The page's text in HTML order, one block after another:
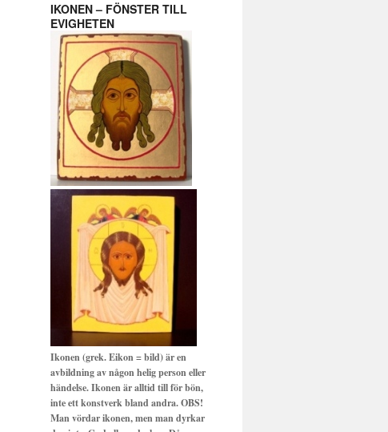
IKONEN – FÖNSTER TILL
EVIGHETEN
Ikonen (grek. Eikon = bild) är en
avbildning av någon helig person eller
händelse. Ikonen är alltid till för bön,
inte ett konstverk bland andra. OBS!
Man vördar ikonen, men man dyrkar